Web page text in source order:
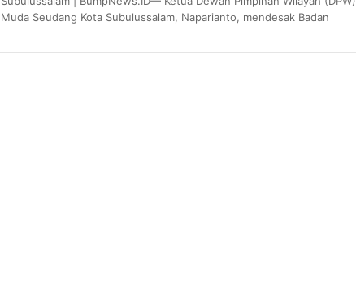
Muda Seudang Kota Subulussalam, Naparianto, mendesak Badan
menangani…